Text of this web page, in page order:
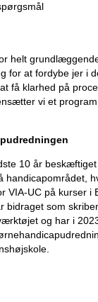
helt
for at fordybe jer i
få klarhed på
vi et
10 år
handicapområdet,
VIA-UC på kurser i
bidraget som
og har i